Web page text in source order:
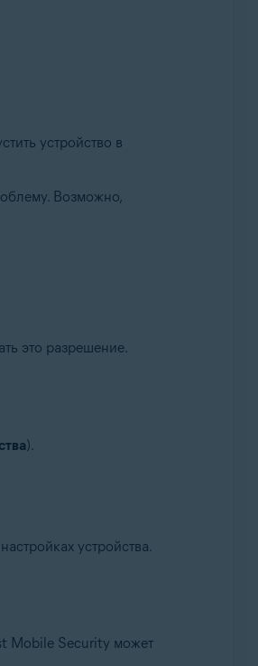
устройство в
Возможно,
это разрешение.
).
устройства.
Mobile Security может